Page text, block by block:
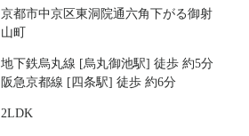
京都市中京区東洞院通六角下がる御射
山町
地下鉄烏丸線 [烏丸御池駅] 徒歩 約5分
阪急京都線 [四条駅] 徒歩 約6分
​2LDK